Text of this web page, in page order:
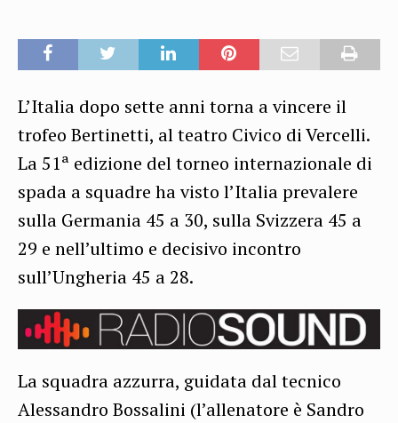
L’Italia dopo sette anni torna a vincere il
trofeo Bertinetti, al teatro Civico di Vercelli.
La 51ª edizione del torneo internazionale di
spada a squadre ha visto l’Italia prevalere
sulla Germania 45 a 30, sulla Svizzera 45 a
29 e nell’ultimo e decisivo incontro
sull’Ungheria 45 a 28.
La squadra azzurra, guidata dal tecnico
Alessandro Bossalini (l’allenatore è Sandro